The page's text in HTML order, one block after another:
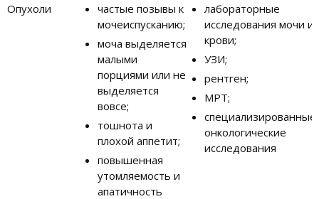
Опухоли
частые позывы к
мочеиспусканию;
моча выделяется
малыми
порциями или не
выделяется
вовсе;
тошнота и
плохой аппетит;
повышенная
утомляемость и
апатичность
лабораторные
исследования мочи и
крови;
УЗИ;
рентген;
МРТ;
специализированные
онкологические
исследования